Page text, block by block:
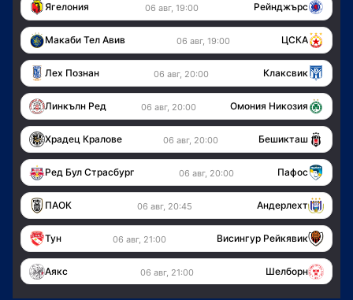
Ягелония 06 авг, 19:00 Рейнджърс
Макаби Тел Авив 06 авг, 19:00 ЦСКА
Лех Познан 06 авг, 20:00 Клаксвик
Линкълн Ред 06 авг, 20:00 Омония Никозия
Храдец Кралове 06 авг, 20:00 Бешикташ
Ред Бул Страсбург 06 авг, 20:00 Пафос
ПАОК 06 авг, 20:45 Андерлехт
Тун 06 авг, 21:00 Висингур Рейкявик
Аякс 06 авг, 21:00 Шелборн